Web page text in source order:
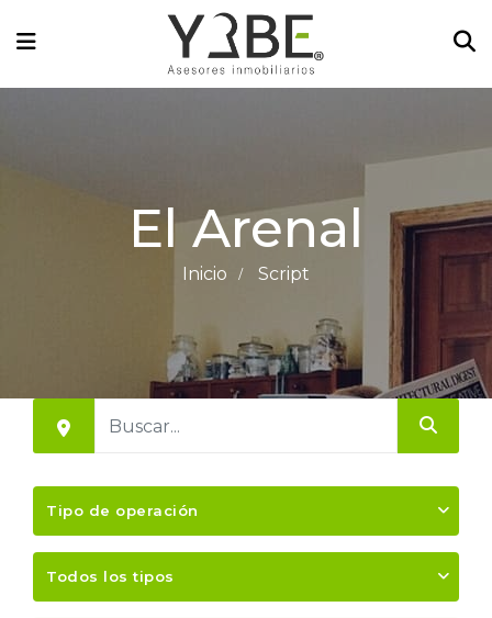
El Arenal
Inicio Script
Tipo de operación
Todos los tipos